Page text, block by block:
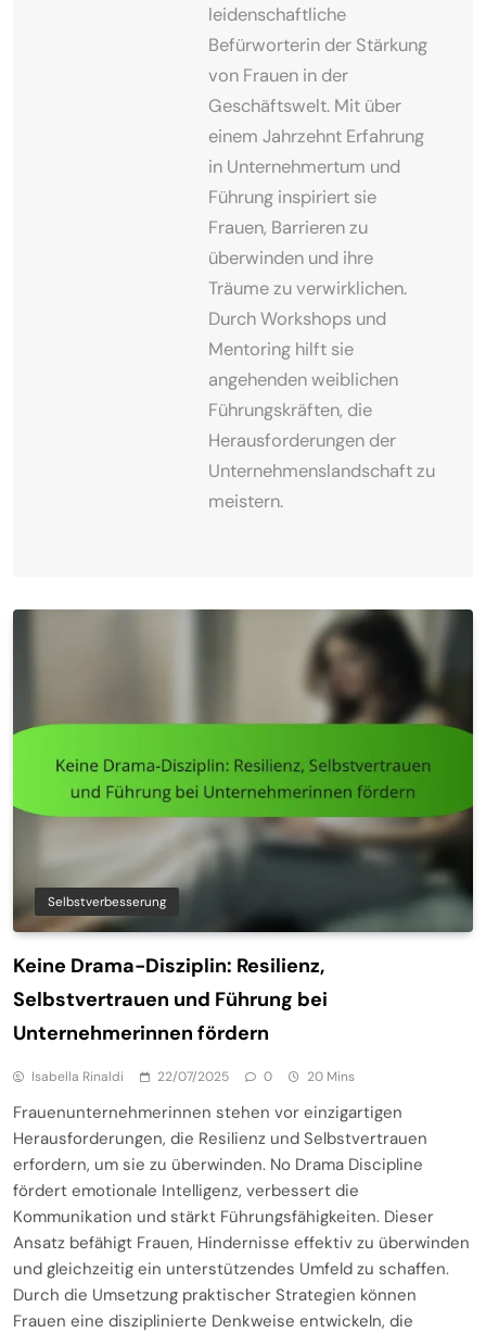
leidenschaftliche
Befürworterin der Stärkung
von Frauen in der
Geschäftswelt. Mit über
einem Jahrzehnt Erfahrung
in Unternehmertum und
Führung inspiriert sie
Frauen, Barrieren zu
überwinden und ihre
Träume zu verwirklichen.
Durch Workshops und
Mentoring hilft sie
angehenden weiblichen
Führungskräften, die
Herausforderungen der
Unternehmenslandschaft zu
meistern.
Selbstverbesserung
Keine Drama-Disziplin: Resilienz,
Selbstvertrauen und Führung bei
Unternehmerinnen fördern
Isabella Rinaldi 22/07/2025 0 20 Mins
Frauenunternehmerinnen stehen vor einzigartigen
Herausforderungen, die Resilienz und Selbstvertrauen
erfordern, um sie zu überwinden. No Drama Discipline
fördert emotionale Intelligenz, verbessert die
Kommunikation und stärkt Führungsfähigkeiten. Dieser
Ansatz befähigt Frauen, Hindernisse effektiv zu überwinden
und gleichzeitig ein unterstützendes Umfeld zu schaffen.
Durch die Umsetzung praktischer Strategien können
Frauen eine disziplinierte Denkweise entwickeln, die